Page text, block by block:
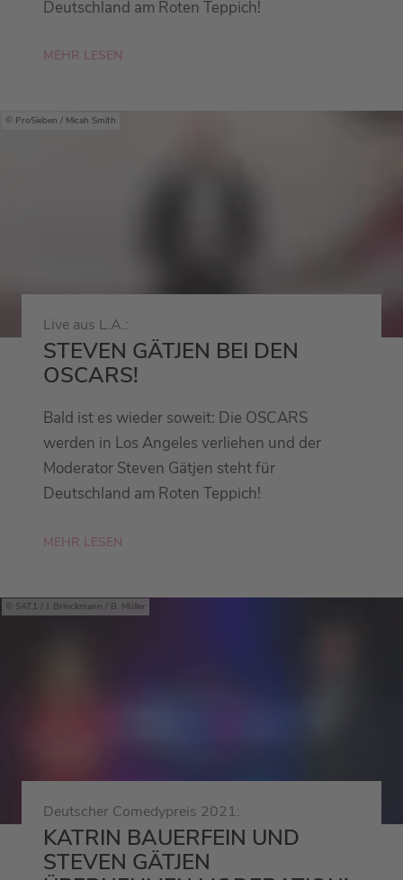
Deutschland am Roten Teppich!
MEHR LESEN
ProSieben / Micah Smith
Live aus L.A.:
STEVEN GÄTJEN BEI DEN
OSCARS!
Bald ist es wieder soweit: Die OSCARS
werden in Los Angeles verliehen und der
Moderator Steven Gätjen steht für
Deutschland am Roten Teppich!
MEHR LESEN
SAT.1 / J. Brinckmann / B. Müller
Deutscher Comedypreis 2021:
KATRIN BAUERFEIN UND
STEVEN GÄTJEN